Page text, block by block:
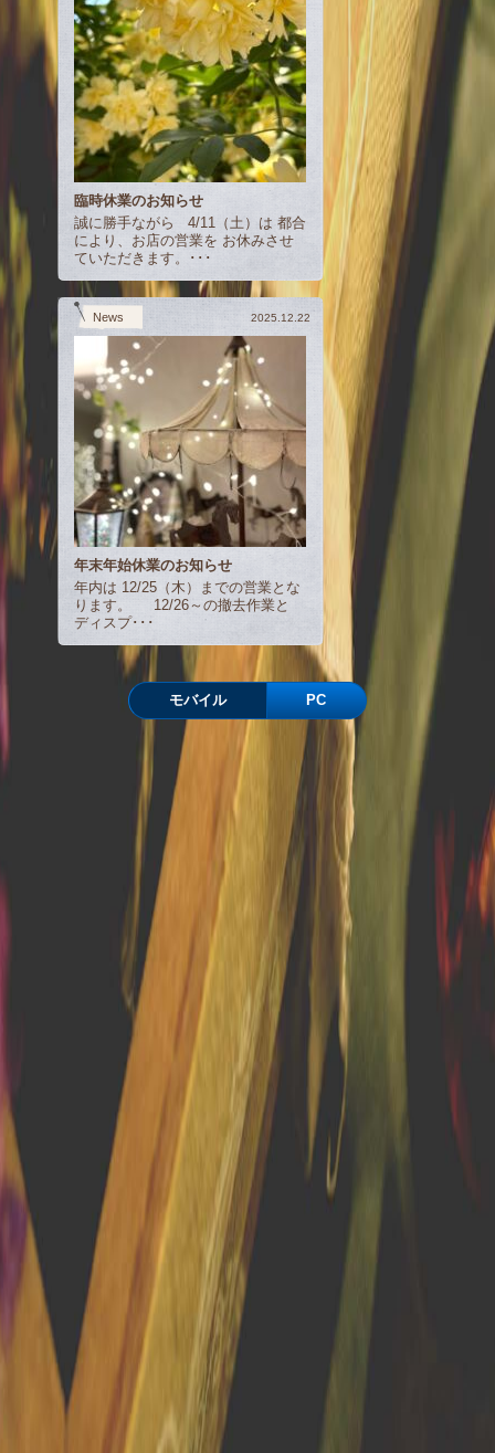
臨時休業のお知らせ
誠に勝手ながら 4/11（土）は 都合
により、お店の営業を お休みさせ
ていただきます。･･･
News 2025.12.22
年末年始休業のお知らせ
年内は 12/25（木）までの営業とな
ります。 12/26～の撤去作業と
ディスプ･･･
モバイル PC